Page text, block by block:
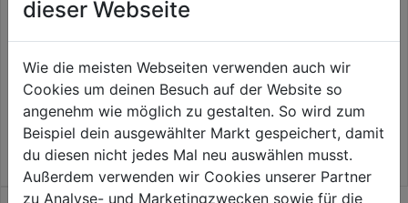
Rostblocker grau
33,59€
€ 31,59/1 KG
Ferroblock
54,99€
dieser Webseite
Wie die meisten Webseiten verwenden auch wir
Cookies um deinen Besuch auf der Website so
angenehm wie möglich zu gestalten. So wird zum
Beispiel dein ausgewählter Markt gespeichert, damit
du diesen nicht jedes Mal neu auswählen musst.
Außerdem verwenden wir Cookies unserer Partner
zu Analyse- und Marketingzwecken sowie für die